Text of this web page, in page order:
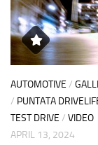
AUTOMOTIVE /
/ PUNTATA
TEST DRIVE / VIDEO
APRIL 13, 2024